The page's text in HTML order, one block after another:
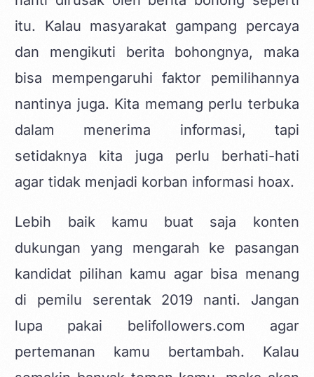
itu. Kalau masyarakat gampang percaya
dan mengikuti berita bohongnya, maka
bisa mempengaruhi faktor pemilihannya
nantinya juga. Kita memang perlu terbuka
dalam menerima informasi, tapi
setidaknya kita juga perlu berhati-hati
agar tidak menjadi korban informasi hoax.
Lebih baik kamu buat saja konten
dukungan yang mengarah ke pasangan
kandidat pilihan kamu agar bisa menang
di pemilu serentak 2019 nanti. Jangan
lupa pakai belifollowers.com agar
pertemanan kamu bertambah. Kalau